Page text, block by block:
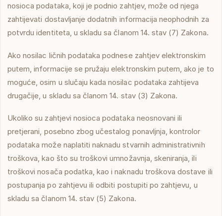
nosioca podataka, koji je podnio zahtjev, može od njega
zahtijevati dostavljanje dodatnih informacija neophodnih za
potvrdu identiteta, u skladu sa članom 14. stav (7) Zakona.
Ako nosilac ličnih podataka podnese zahtjev elektronskim
putem, informacije se pružaju elektronskim putem, ako je to
moguće, osim u slučaju kada nosilac podataka zahtijeva
drugačije, u skladu sa članom 14. stav (3) Zakona.
Ukoliko su zahtjevi nosioca podataka neosnovani ili
pretjerani, posebno zbog učestalog ponavljnja, kontrolor
podataka može naplatiti naknadu stvarnih administrativnih
troškova, kao što su troškovi umnožavnja, skeniranja, ili
troškovi nosača podatka, kao i naknadu troškova dostave ili
postupanja po zahtjevu ili odbiti postupiti po zahtjevu, u
skladu sa članom 14. stav (5) Zakona.